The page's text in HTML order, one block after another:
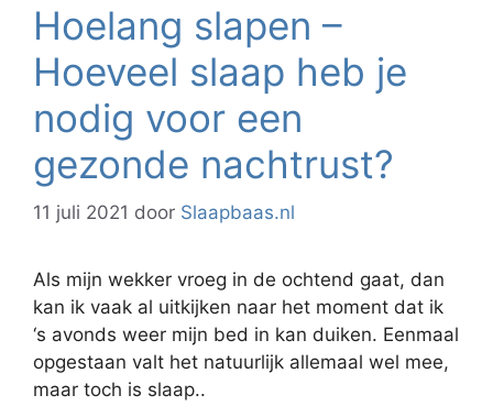
Hoelang slapen –
Hoeveel slaap heb je
nodig voor een
gezonde nachtrust?
11 juli 2021 door Slaapbaas.nl
Als mijn wekker vroeg in de ochtend gaat, dan
kan ik vaak al uitkijken naar het moment dat ik
‘s avonds weer mijn bed in kan duiken. Eenmaal
opgestaan valt het natuurlijk allemaal wel mee,
maar toch is slaap..